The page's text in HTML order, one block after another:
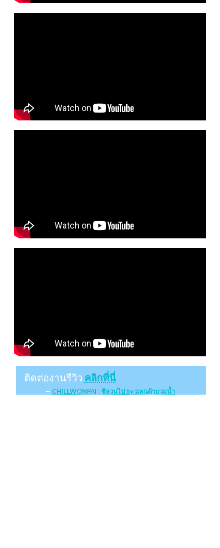
ติดต่องานรีวิว คลิกที่นี่
CHILLWONPAI : ชิลวนไป by แพนด้าบวมน้ำ